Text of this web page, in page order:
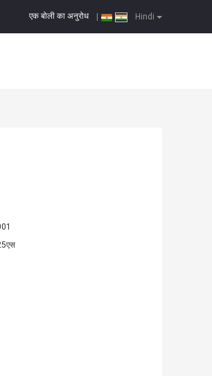
Hindi
एक बोली का अनुरोध